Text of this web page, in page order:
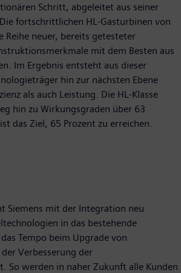
Schritt, abgeleitet aus seiner
fortschrittlichen HL-Gasturbinen von
Reihe neuer, bereits getesteter
mit dem Besten aus
Im Ergebnis entsteht aus dieser
hin zur nächsten Ebene
als auch Leistung. Die HL-Klasse
hin zu Wirkungsgraden über 63
das Ziel, 65 Prozent zu erreichen.
Siemens mit der Integration neu
in das bestehende
Tempo beim Upgrade von
Verbesserung der
So werden in naher Zukunft alle Kunden